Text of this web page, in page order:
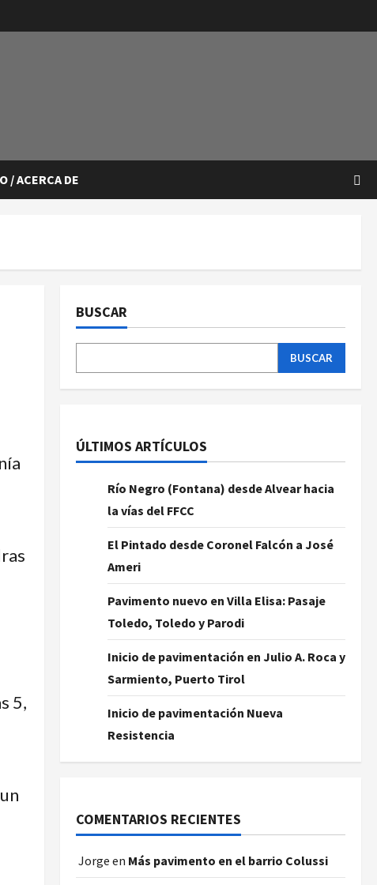
/ ACERCA DE
5,
BUSCAR
BUSCAR
ÚLTIMOS ARTÍCULOS
Río Negro (Fontana) desde Alvear hacia
la vías del FFCC
El Pintado desde Coronel Falcón a José
Ameri
Pavimento nuevo en Villa Elisa: Pasaje
Toledo, Toledo y Parodi
Inicio de pavimentación en Julio A. Roca y
Sarmiento, Puerto Tirol
Inicio de pavimentación Nueva
Resistencia
COMENTARIOS RECIENTES
Jorge en Más pavimento en el barrio Colussi